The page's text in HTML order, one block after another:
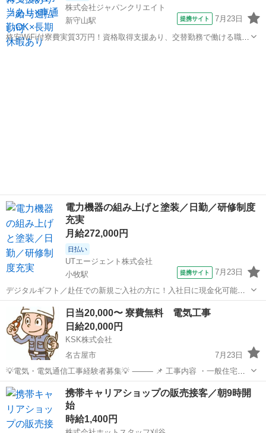
株式会社ジャパンクリエイト
新守山駅
提携サイト 7月23日
格安WiFi付寮費実質3万円！資格取得支援あり、交替勤務で働ける職場
／20代・30代・40代・50代在籍中 ＼株式会社ジャパンクリエイトの強
電力機器の組み上げと塗装／日勤／研修制度
充実
月給272,000円
日払い
UTエージェント株式会社
小牧駅
提携サイト 7月23日
デジタルギフト／赴任での新規ご入社の方に！入社日に現金化可能な
デジタルギフトで2万円分支給♪／日払い制度／利用申し込み完了後～
最短5分で受け取り可能！スマホから簡単に申請いただけます！※規定
あり ●収入を増やしたい ●貯金...
愛知 小牧市 小牧駅 その他
日当20,000〜 寮費無料 電気工事
日給20,000円
KSK株式会社
名古屋市
7月23日
💡電気・電気通信工事経験者募集💡 ⸻ 📌 工事内容 ・一般住宅・
ビル内電気工事 ・道路・建物内LED化改修工事 ・監視カメラ改修工事
等 📍 勤務地 • 石川県 💰 給与 • 日当：20,00...
愛知 名古屋市 その他 電気工事士
携帯キャリアショップの販売接客／朝9時開
始
時給1,400円